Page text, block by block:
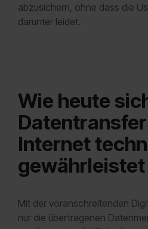
abzusichern, ohne dass die
darunter leidet.
Wie heute
Internet
Mit der voranschreitenden
nur die übertragenen